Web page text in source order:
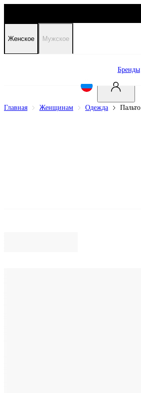
Женское Мужское
Бренды
Главная Женщинам Одежда Пальто